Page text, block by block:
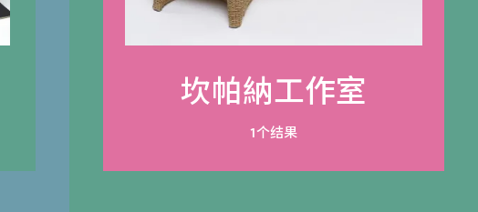
坎帕納工作室
1个结果